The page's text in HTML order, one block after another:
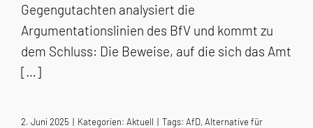
Gegengutachten analysiert die
Argumentationslinien des BfV und kommt zu
dem Schluss: Die Beweise, auf die sich das Amt
[…]
2. Juni 2025 | Kategorien: Aktuell | Tags: AfD,Alternative für